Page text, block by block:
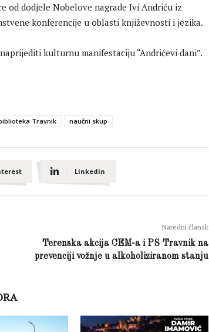
od dodjele Nobelove nagrade Ivi Andriću iz
konferencije u oblasti književnosti i jezika.
kulturnu manifestaciju “Andrićevi dani”.
Travnik naučni skup
Linkedin
Naredni članak
Terenska akcija CEM-a i PS Travnik na
prevenciji vožnje u alkoholiziranom stanju